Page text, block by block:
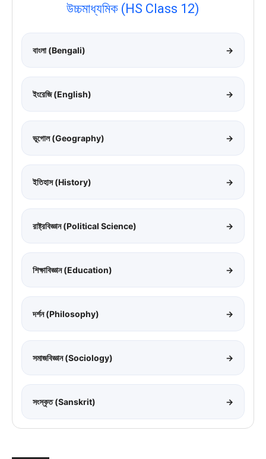
উচ্চমাধ্যমিক (HS Class 12)
বাংলা (Bengali) →
ইংরেজি (English) →
ভূগোল (Geography) →
ইতিহাস (History) →
রাষ্ট্রবিজ্ঞান (Political Science) →
শিক্ষাবিজ্ঞান (Education) →
দর্শন (Philosophy) →
সমাজবিজ্ঞান (Sociology) →
সংস্কৃত (Sanskrit) →